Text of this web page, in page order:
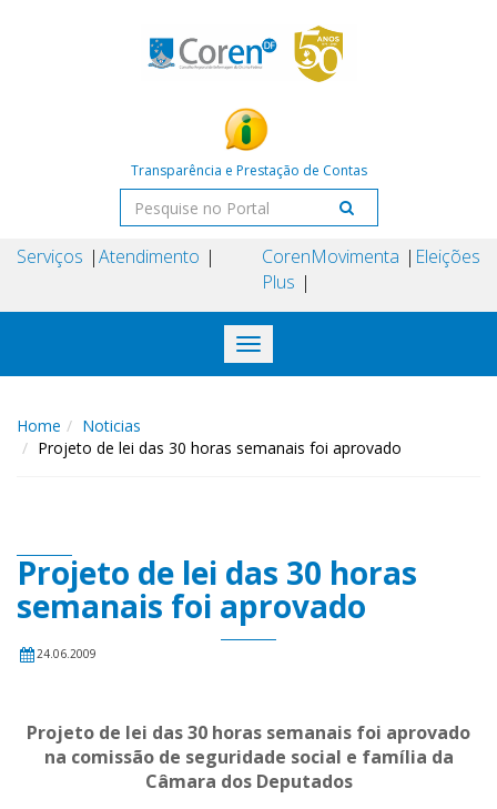
Transparência e Prestação de Contas
Serviços Atendimento
Coren
Plus
Movimenta Eleições
Toggle
navigation
Home
Noticias
Projeto de lei das 30 horas semanais foi aprovado
Projeto de lei das 30 horas
semanais foi aprovado
24.06.2009
Projeto de lei das 30 horas semanais foi aprovado
na comissão de seguridade social e família da
Câmara dos Deputados